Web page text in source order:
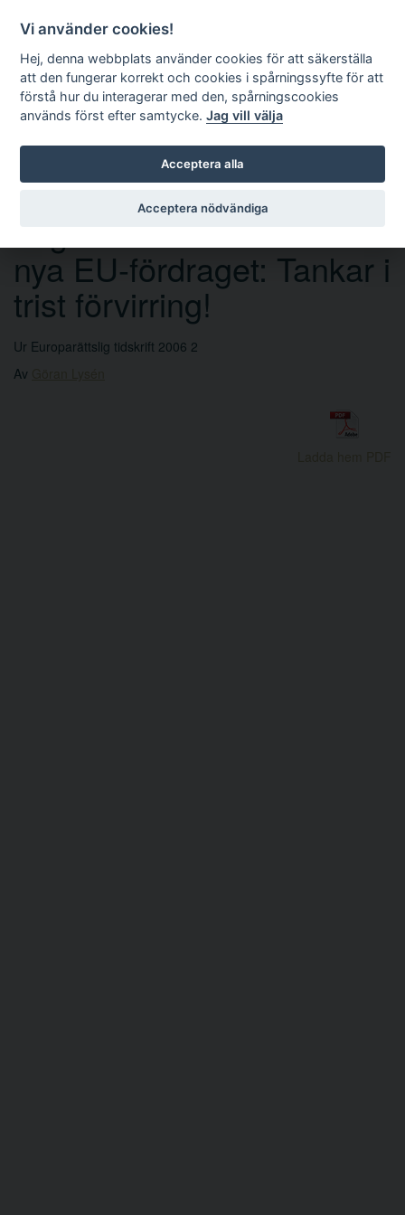
Sök
nya EU-fördraget: Tankar i
trist förvirring!
Ur Europarättslig tidskrift 2006 2
Av
Vi använder cookies!
Hej, denna webbplats använder cookies för att säkerställa
att den fungerar korrekt och cookies i spårningssyfte för att
förstå hur du interagerar med den, spårningscookies
används först efter samtycke.Jag vill välja
Acceptera alla
Acceptera nödvändiga